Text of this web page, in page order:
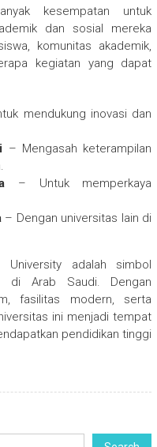
kesempatan untuk
dan sosial mereka
komunitas akademik,
kegiatan yang dapat
mendukung inovasi dan
– Mengasah keterampilan
– Untuk memperkaya
– Dengan universitas lain di
University adalah simbol
di Arab Saudi. Dengan
fasilitas modern, serta
ini menjadi tempat
pendidikan tinggi